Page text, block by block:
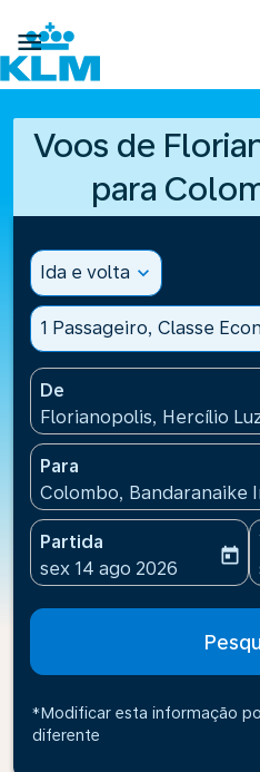

Voos de
para
Ida e volta expand_more
1 Passageiro, Classe
De
Florianopolis, Hercílio
Para
Colombo, Bandaranaike
Partida
fc-booking-departure-
sex 14 ago 2026
today
*Modificar esta informação
diferente